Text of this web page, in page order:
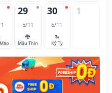
29
5/11
🐉
Mậu Thìn
30
6/11
🐍
Kỷ Tỵ
1